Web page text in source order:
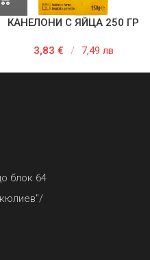
КАНЕЛОНИ С ЯЙЦА 250 ГР
3,83 € / 7,49 лв
блок 64